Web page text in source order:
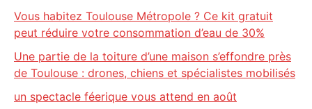
Vous habitez Toulouse Métropole ? Ce kit gratuit
peut réduire votre consommation d’eau de 30%
Une partie de la toiture d’une maison s’effondre près
de Toulouse : drones, chiens et spécialistes mobilisés
un spectacle féerique vous attend en août